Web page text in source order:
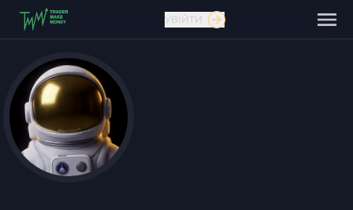
Зв'язатися з нами
УВІЙТИ